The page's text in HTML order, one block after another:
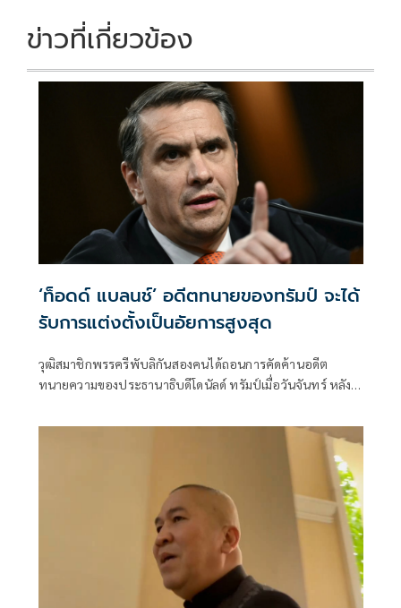
ข่าวที่เกี่ยวข้อง
‘ท็อดด์ แบลนช์’ อดีตทนายของทรัมป์ จะได้
รับการแต่งตั้งเป็นอัยการสูงสุด
วุฒิสมาชิกพรรครีพับลิกันสองคนได้ถอนการคัดค้านอดีต
ทนายความของประธานาธิบดีโดนัลด์ ทรัมป์เมื่อวันจันทร์ หลัง
เถียง คณะกรรมการตุลาการวุฒิสภามีกำหนดลงคะแนนเสียง
เกี่ยวกับแบลนช์ในวันอังคารนี้ ตามด้วยการลงคะแนนเสียงโดย